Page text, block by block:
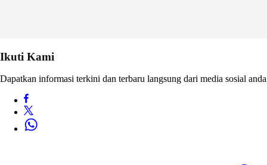
Ikuti Kami
Dapatkan informasi terkini dan terbaru langsung dari media sosial anda